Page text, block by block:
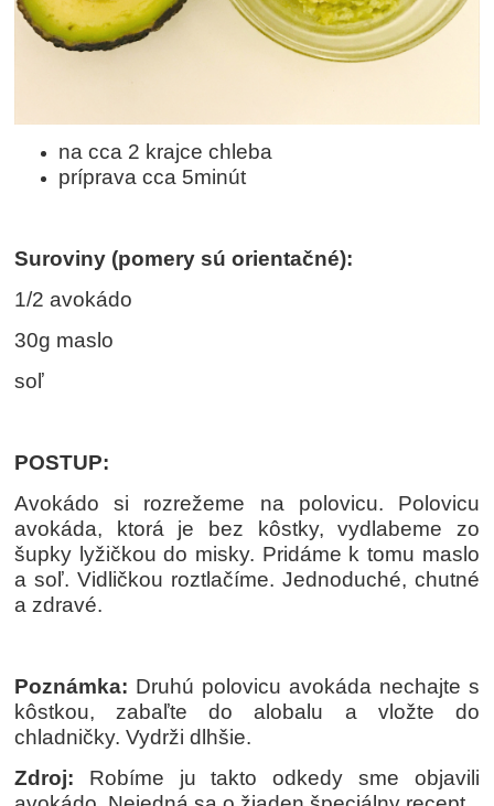
na cca 2 krajce chleba
príprava cca 5minút
Suroviny (pomery sú orientačné):
1/2 avokádo
30g maslo
soľ
POSTUP:
Avokádo si rozrežeme na polovicu. Polovicu
avokáda, ktorá je bez kôstky, vydlabeme zo
šupky lyžičkou do misky. Pridáme k tomu maslo
a soľ. Vidličkou roztlačíme. Jednoduché, chutné
a zdravé.
Poznámka: Druhú polovicu avokáda nechajte s
kôstkou, zabaľte do alobalu a vložte do
chladničky. Vydrži dlhšie.
Zdroj: Robíme ju takto odkedy sme objavili